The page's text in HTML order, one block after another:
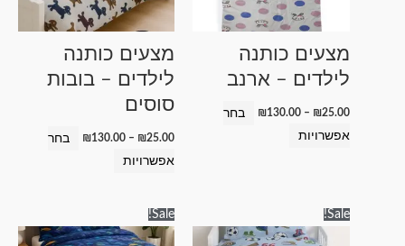
מצעים כותנה
לילדים – ארנב
₪25.00
–
₪ 130.00
בחר
אפשרויות
ניתן
את
האפשרויות
בעמוד
מצעים כותנה
לילדים – בובות
סוסים
₪25.00
–
₪ 130.00
בחר
אפשרויות
ניתן
את
האפשרויות
Sale!
מחירים:
⁦₪25.00⁩
זה
Sale!
מחירים:
⁦₪35.00⁩
זה